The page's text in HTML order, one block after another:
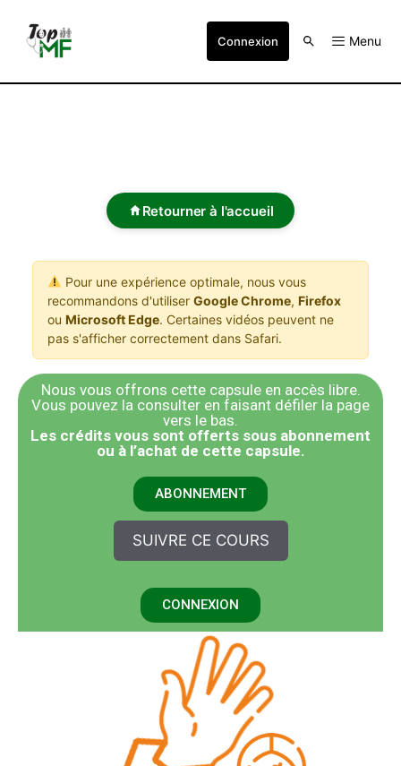
Connexion Menu
Retourner à l'accueil
Pour une expérience optimale, nous vous
recommandons d'utiliser Google Chrome, Firefox
ou Microsoft Edge. Certaines vidéos peuvent ne
pas s'afficher correctement dans Safari.
Nous vous offrons cette capsule en accès libre.
Vous pouvez la consulter en faisant défiler la page
vers le bas.
​Les crédits vous sont offerts sous abonnement
ou à l’achat de cette capsule.
ABONNEMENT
SUIVRE CE COURS
CONNEXION